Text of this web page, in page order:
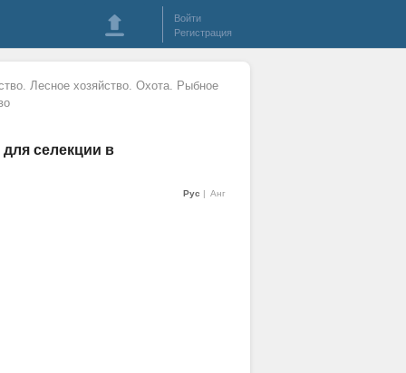
Войти
Регистрация
Лесное хозяйство. Охота. Рыбное
селекции в
Рус Анг